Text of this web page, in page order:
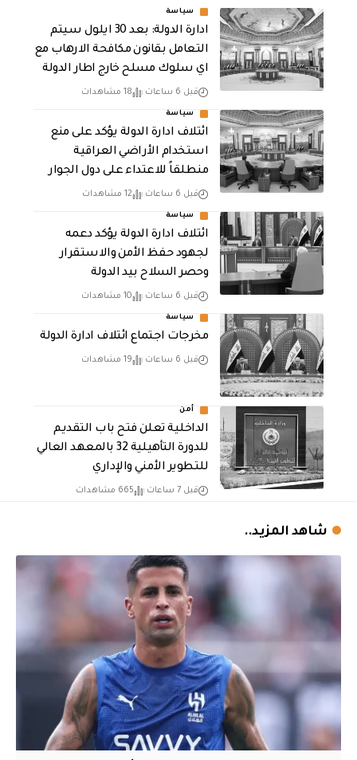
سياسة
ادارة الدولة: بعد 30 ايلول سيتم
التعامل بقانون مكافحة الارهاب مع
اي سلوك مسلح خارج اطار الدولة
قبل 6 ساعات 18 مشاهدات
سياسة
ائتلاف ادارة الدولة يؤكد على منع
استخدام الأراضي العراقية
منطلقاً للاعتداء على دول الجوار
قبل 6 ساعات 12 مشاهدات
سياسة
ائتلاف ادارة الدولة يؤكد دعمه
لجهود حفظ الأمن والاستقرار
وحصر السلاح بيد الدولة
قبل 6 ساعات 10 مشاهدات
سياسة
مخرجات اجتماع ائتلاف ادارة الدولة
قبل 6 ساعات 19 مشاهدات
أمن
الداخلية تعلن فتح باب التقديم
للدورة التأهيلية 32 بالمعهد العالي
للتطوير الأمني والإداري
قبل 7 ساعات 665 مشاهدات
شاهد المزيد..